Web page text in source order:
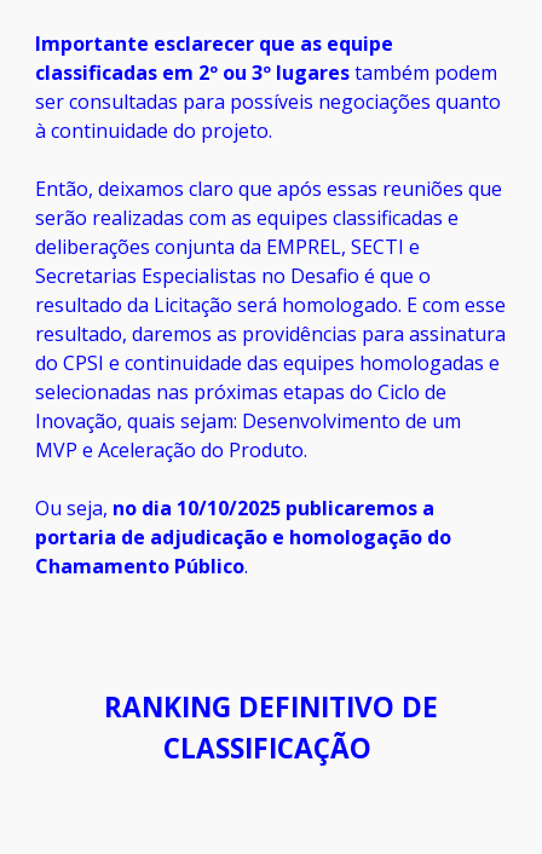
Importante esclarecer que as equipe
classificadas em 2º ou 3º lugarestambém podem
ser consultadas para possíveis negociações quanto
à continuidade do projeto.
Então, deixamos claro que após essas reuniões que
serão realizadas com as equipes classificadas e
deliberaçõesconjunta da EMPREL, SECTI e
Secretarias Especialistas no Desafio é que o
resultado da Licitação será homologado. E com esse
resultado, daremos as providências para assinatura
do CPSI e continuidade das equipes homologadas e
selecionadas nas próximas etapas do Ciclo de
Inovação, quais sejam: Desenvolvimento de um
MVP e Aceleração do Produto.
Ou seja, no dia 10/10/2025 publicaremos a
portaria de adjudicação e homologação do
Chamamento Público.
RANKING DEFINITIVO DE
CLASSIFICAÇÃO